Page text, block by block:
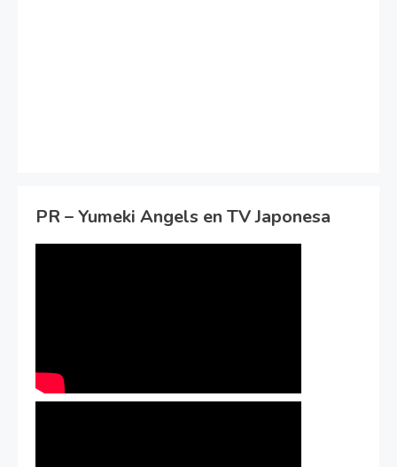
PR – Yumeki Angels en TV Japonesa